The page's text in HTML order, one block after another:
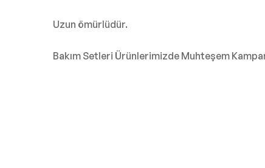
Uzun ömürlüdür.
Bakım Setleri Ürünlerimizde Muhteşem